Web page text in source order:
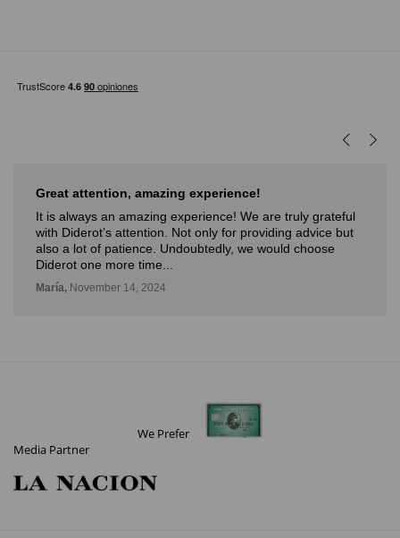
Great attention, amazing experience!
It is always an amazing experience! We are truly grateful
with Diderot’s attention. Not only for providing advice but
also a lot of patience. Undoubtedly, we would choose
Diderot one more time...
María, November 14, 2024
We Prefer
Media Partner